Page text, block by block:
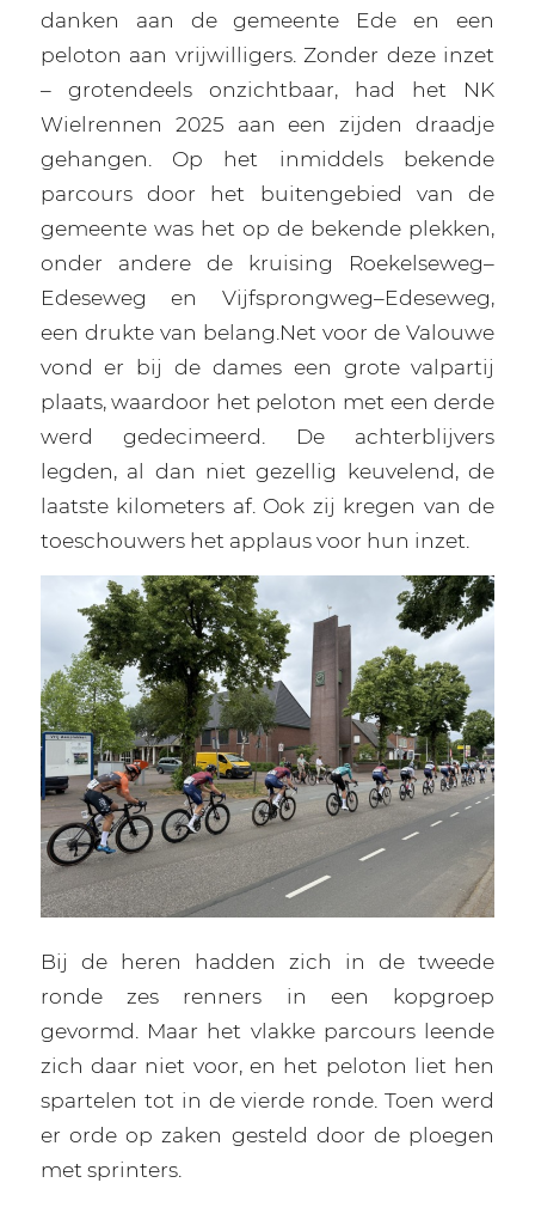
danken aan de gemeente Ede en een
peloton aan vrijwilligers. Zonder deze inzet
– grotendeels onzichtbaar, had het NK
Wielrennen 2025 aan een zijden draadje
gehangen. Op het inmiddels bekende
parcours door het buitengebied van de
gemeente was het op de bekende plekken,
onder andere de kruising Roekelseweg–
Edeseweg en Vijfsprongweg–Edeseweg,
een drukte van belang.Net voor de Valouwe
vond er bij de dames een grote valpartij
plaats, waardoor het peloton met een derde
werd gedecimeerd. De achterblijvers
legden, al dan niet gezellig keuvelend, de
laatste kilometers af. Ook zij kregen van de
toeschouwers het applaus voor hun inzet.
Bij de heren hadden zich in de tweede
ronde zes renners in een kopgroep
gevormd. Maar het vlakke parcours leende
zich daar niet voor, en het peloton liet hen
spartelen tot in de vierde ronde. Toen werd
er orde op zaken gesteld door de ploegen
met sprinters.